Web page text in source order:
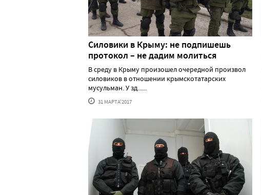
Силовики в Крыму: не подпишешь
протокол – не дадим молиться
В среду в Крыму произошел очередной произвол
силовиков в отношении крымскотатарских
мусульман. У зд......
31 МАРТА'2017